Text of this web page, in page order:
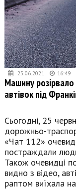
25.06.2021 16:49
Машину розірвало
автівок під
Сьогодні, 25
дорожньо-
«Чат 112»
постраждали
Також очевидці
видно з відео,
раптом виїхала